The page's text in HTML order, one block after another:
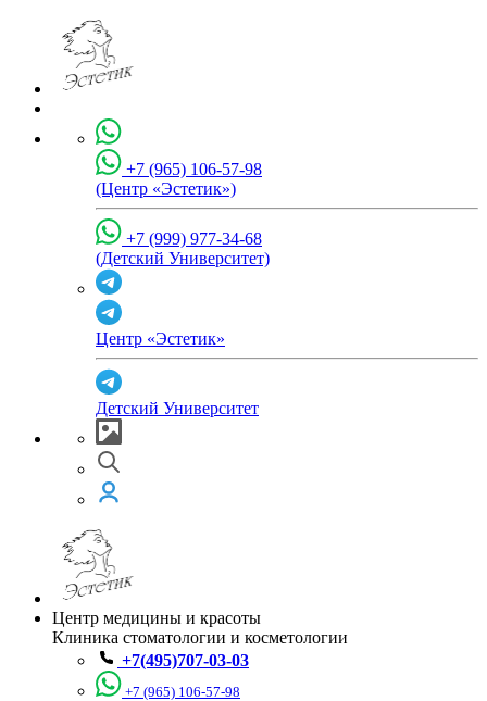
+7 (965) 106-57-98
(Центр «Эстетик»)
+7 (999) 977-34-68
(Детский Университет)
Центр «Эстетик»
Детский Университет
Центр медицины и красоты
Клиника стоматологии и косметологии
+7(495)707-03-03
+7 (965) 106-57-98